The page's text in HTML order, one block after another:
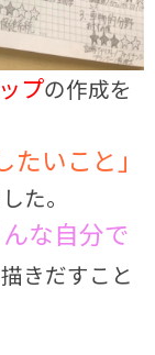
プの作成を
たいこと」
た。
な自分で
きだすこと